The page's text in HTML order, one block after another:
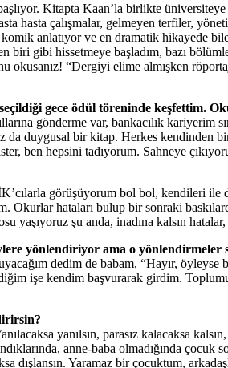
Kitapta Kaan’la birlikte
hasta çalışmalar, gelmeyen terfiler,
anlatıyor ve en dramatik hikayede
biri gibi hissetmeye başladım, bazı
okusanız! “Dergiyi elime almışken
gece ödül töreninde keşfettim.
gönderme var, bankacılık
da duygusal bir kitap. Herkes
ben hepsini tadıyorum. Sahneye
görüşüyorum bol bol, kendileri ile
Okurlar hataları bulup bir sonraki
yaşıyoruz şu anda, inadına kalsın
yönlendiriyor ama o yönlendirmeler
dedim de babam, “Hayır,
işe kendim başvurarak girdim.
yanılsın, parasız kalacaksa
anne-baba olmadığında
dışlansın. Yaramaz bir çocuktum,